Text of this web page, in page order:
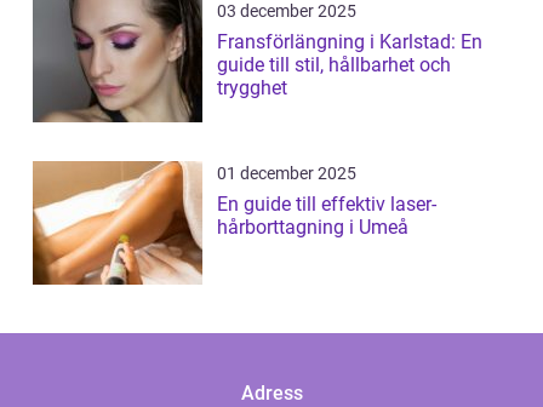
03 december 2025
Fransförlängning i Karlstad: En
guide till stil, hållbarhet och
trygghet
01 december 2025
En guide till effektiv laser-
hårborttagning i Umeå
Adress